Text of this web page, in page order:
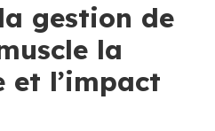
gestion de
la
et l’impact